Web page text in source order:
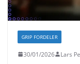
GRIP FORDELER
30/01/2026 Lars